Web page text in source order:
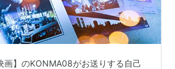
画】のKONMA08がお送りする自己